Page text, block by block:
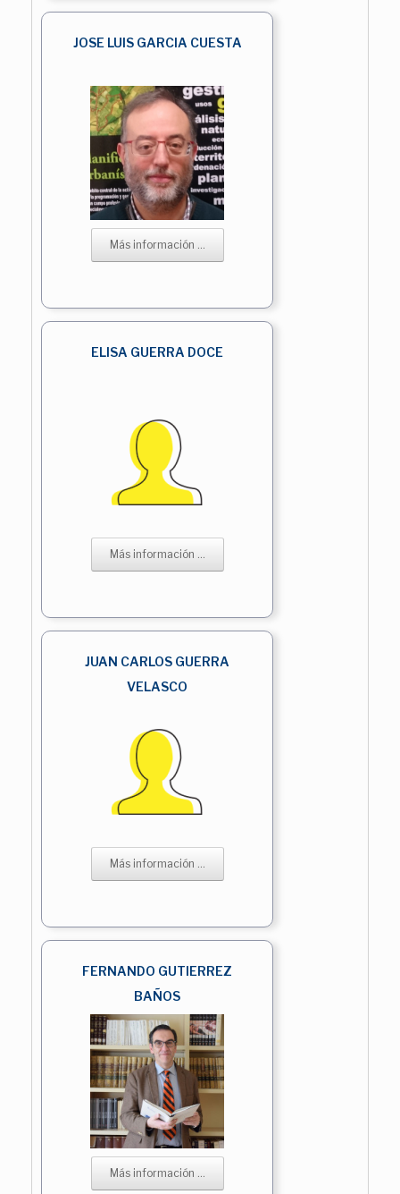
JOSE LUIS GARCIA CUESTA
Más información ...
ELISA GUERRA DOCE
Más información ...
JUAN CARLOS GUERRA
VELASCO
Más información ...
FERNANDO GUTIERREZ
BAÑOS
Más información ...